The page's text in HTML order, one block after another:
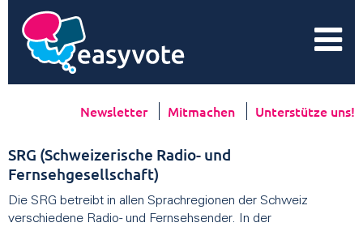
Newsletter Mitmachen Unterstütze uns!
SRG (Schweizerische Radio- und
Fernsehgesellschaft)
Die SRG betreibt in allen Sprachregionen der Schweiz
verschiedene Radio- und Fernsehsender. In der